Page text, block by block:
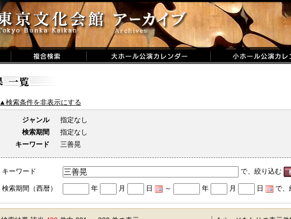
▲検索条件を非表示にする
ジャンル
指定なし
検索期間
指定なし
キーワード
三善晃
キーワード で、絞り込む
検索期間（西暦） 年 月 日 ～ 年 月 日 で